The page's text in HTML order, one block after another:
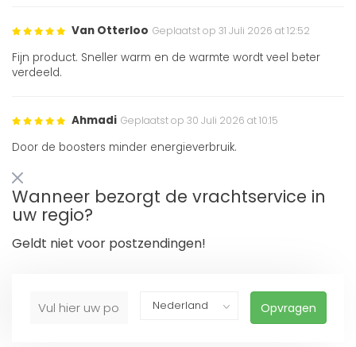
Van Otterloo Geplaatst op 31 Juli 2026 at 12:52
Fijn product. Sneller warm en de warmte wordt veel beter
verdeeld.
Ahmadi Geplaatst op 30 Juli 2026 at 10:15
Door de boosters minder energieverbruik.
Wanneer bezorgt de vrachtservice in
uw regio?
Geldt niet voor postzendingen!
Opvragen